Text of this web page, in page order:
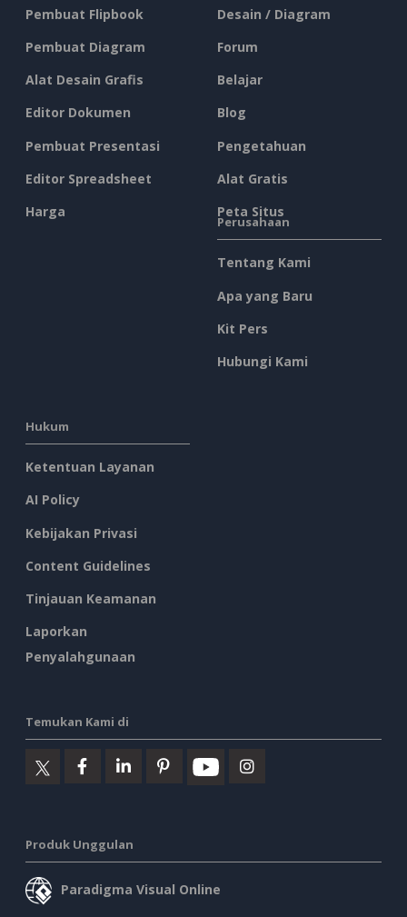
Pembuat Flipbook
Pembuat Diagram
Alat Desain Grafis
Editor Dokumen
Pembuat Presentasi
Editor Spreadsheet
Harga
Desain / Diagram
Forum
Belajar
Blog
Pengetahuan
Alat Gratis
Peta Situs
Perusahaan
Tentang Kami
Apa yang Baru
Kit Pers
Hubungi Kami
Hukum
Ketentuan Layanan
AI Policy
Kebijakan Privasi
Content Guidelines
Tinjauan Keamanan
Laporkan
Penyalahgunaan
Temukan Kami di
Produk Unggulan
Paradigma Visual Online